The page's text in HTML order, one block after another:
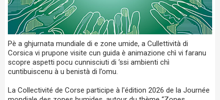
Pè a ghjurnata mundiale di e zone umide, a Cullettività di
Corsica vi prupone visite cun guida è animazione chì vi faranu
scopre aspetti pocu cunnisciuti di ‘ssi ambienti chì
cuntibuiscenu à u benistà di l’omu.
La Collectivité de Corse participe à l'édition 2026 de la Journée